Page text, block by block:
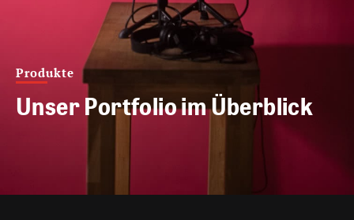
Produkte
Unser Portfolio im Überblick